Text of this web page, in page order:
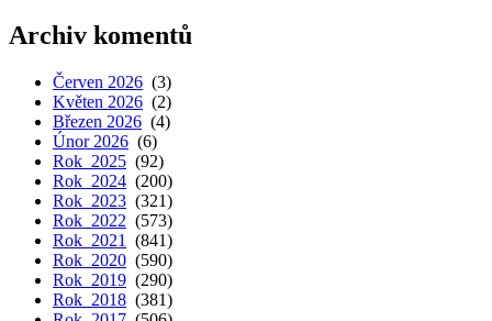
Archiv komentů
Červen 2026 (3)
Květen 2026 (2)
Březen 2026 (4)
Únor 2026 (6)
Rok 2025 (92)
Rok 2024 (200)
Rok 2023 (321)
Rok 2022 (573)
Rok 2021
(841)
Rok 2020 (590)
Rok 2019 (290)
Rok 2018 (381)